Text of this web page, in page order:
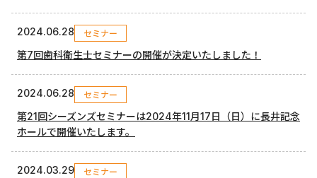
2024.06.28 セミナー
第7回歯科衛生士セミナーの開催が決定いたしました！
2024.06.28 セミナー
第21回シーズンズセミナーは2024年11月17日（日）に長井記念
ホールで開催いたします。
2024.03.29 セミナー